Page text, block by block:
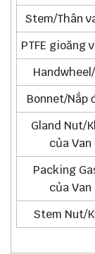
Stem/Thân
PTFE gioăng
Bonnet/Nắp
Gland Nut/
của
Packing
của
Stem Nut/